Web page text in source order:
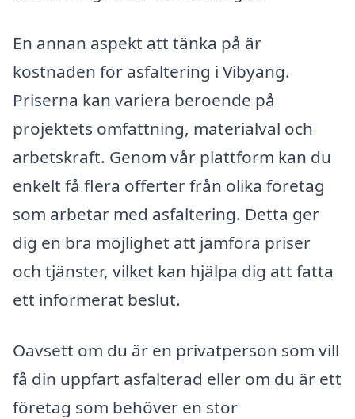
En annan aspekt att tänka på är
kostnaden för asfaltering i Vibyäng.
Priserna kan variera beroende på
projektets omfattning, materialval och
arbetskraft. Genom vår plattform kan du
enkelt få flera offerter från olika företag
som arbetar med asfaltering. Detta ger
dig en bra möjlighet att jämföra priser
och tjänster, vilket kan hjälpa dig att fatta
ett informerat beslut.
Oavsett om du är en privatperson som vill
få din uppfart asfalterad eller om du är ett
företag som behöver en stor